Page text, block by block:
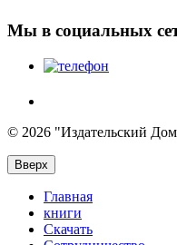
Мы в социальных
© 2026 "Издательский
Вверх
Главная
книги
Скачать